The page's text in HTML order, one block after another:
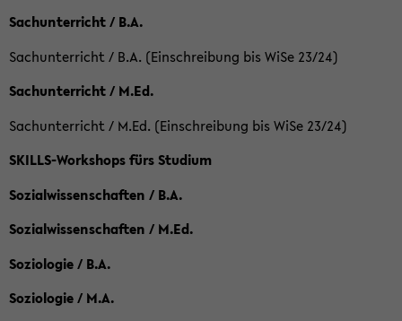
Sachunterricht / B.A.
Sachunterricht / B.A. (Einschreibung bis WiSe 23/24)
Sachunterricht / M.Ed.
Sachunterricht / M.Ed. (Einschreibung bis WiSe 23/24)
SKILLS-Workshops fürs Studium
Sozialwissenschaften / B.A.
Sozialwissenschaften / M.Ed.
Soziologie / B.A.
Soziologie / M.A.